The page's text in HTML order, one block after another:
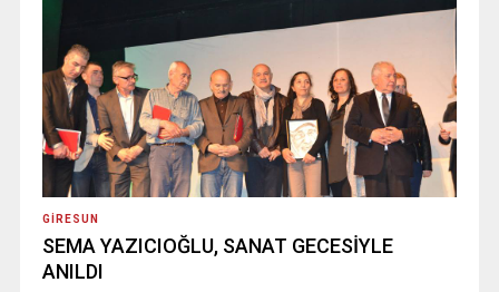
GIRESUN
SEMA YAZICIOĞLU, SANAT GECESİYLE
ANILDI